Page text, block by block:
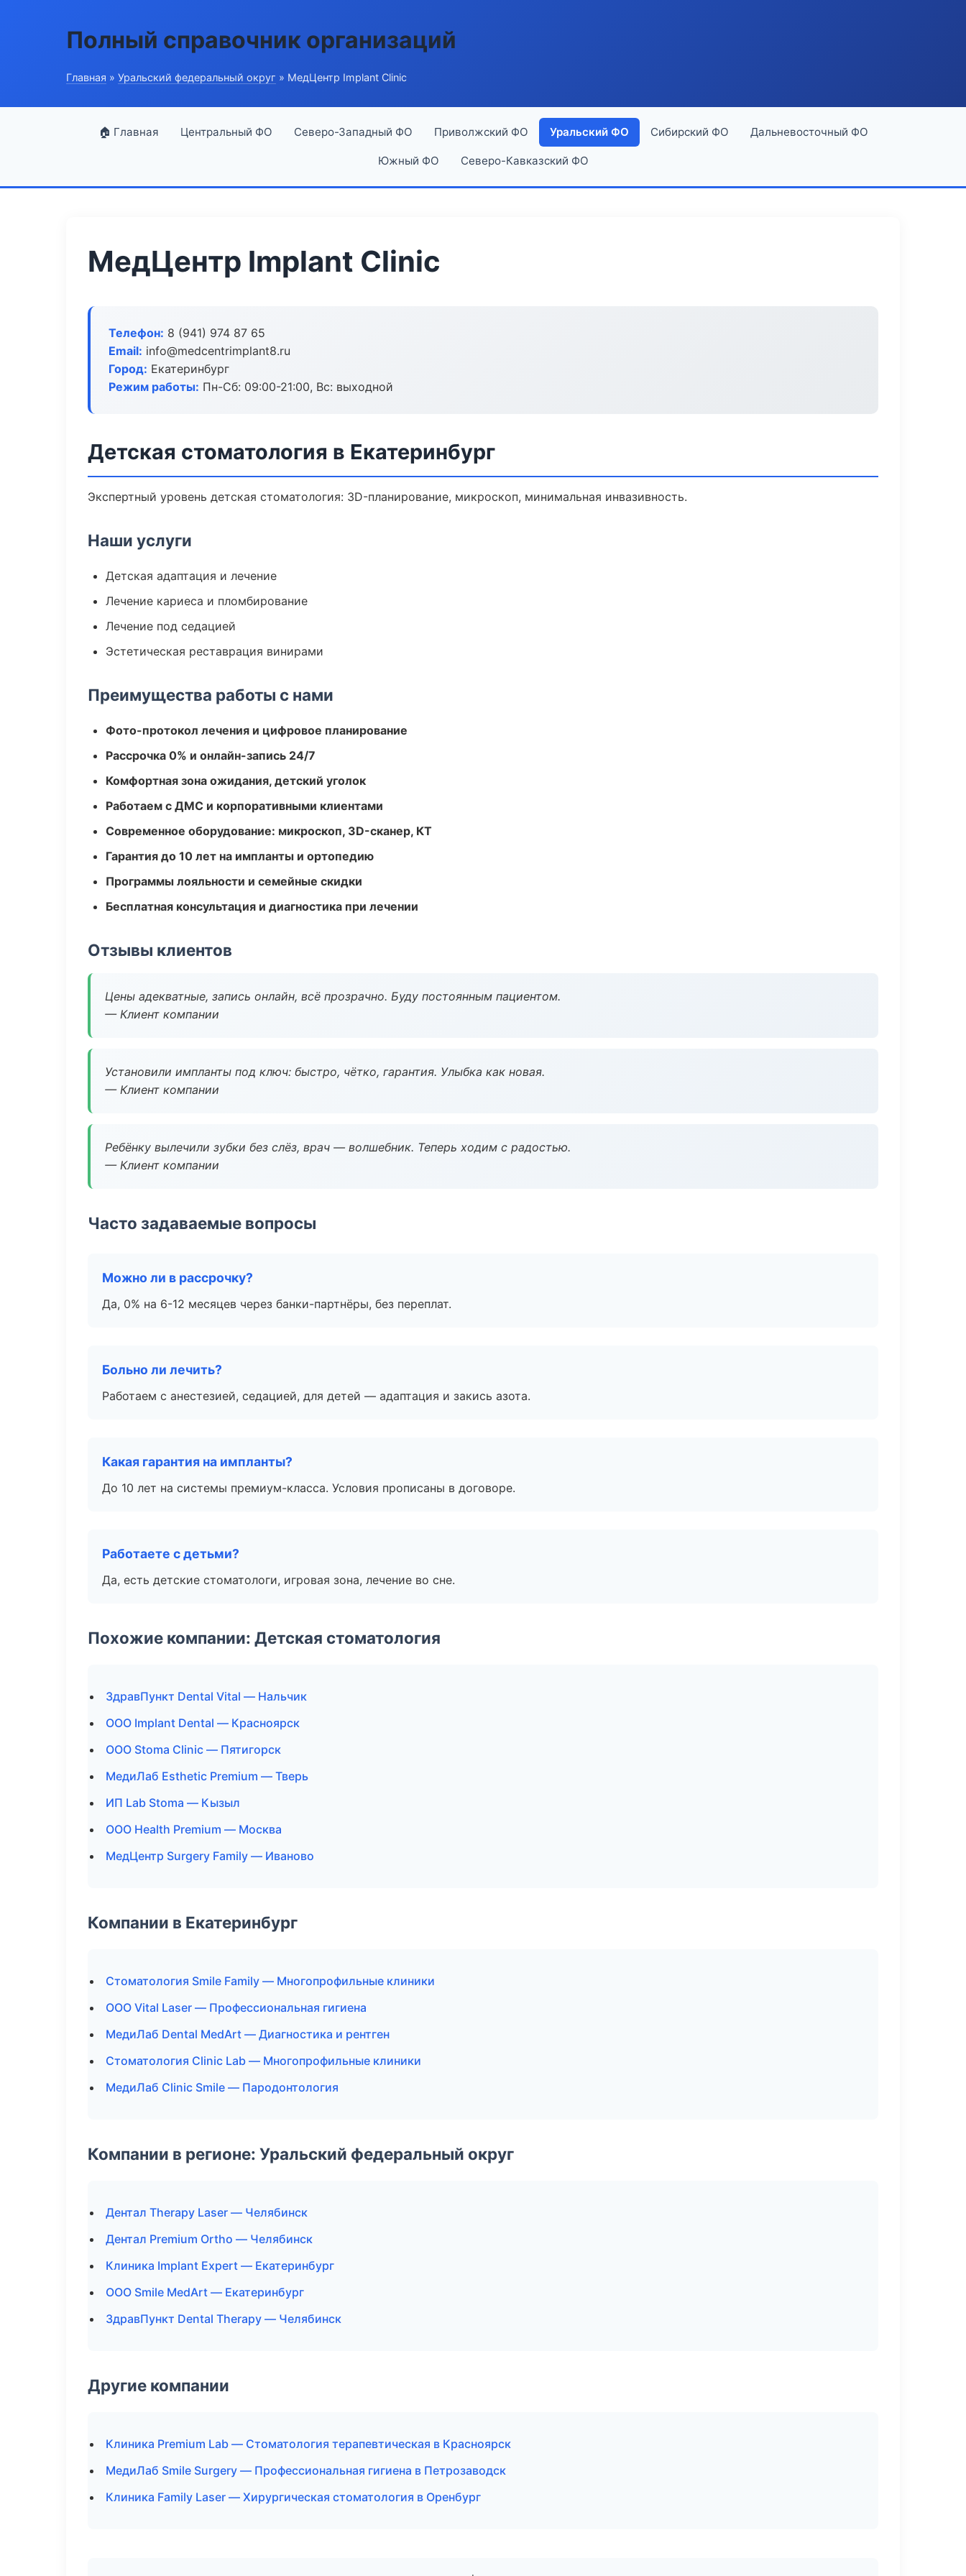
Полный справочник организаций
Главная » Уральский федеральный округ » МедЦентр Implant Clinic
🏠 Главная Центральный ФО Северо-Западный ФО Приволжский ФО Уральский ФО Сибирский ФО Дальневосточный ФО
Южный ФО Северо-Кавказский ФО
МедЦентр Implant Clinic
Телефон: 8 (941) 974 87 65
Email: info@medcentrimplant8.ru
Город: Екатеринбург
Режим работы: Пн-Сб: 09:00-21:00, Вс: выходной
Детская стоматология в Екатеринбург
Экспертный уровень детская стоматология: 3D-планирование, микроскоп, минимальная инвазивность.
Наши услуги
Детская адаптация и лечение
Лечение кариеса и пломбирование
Лечение под седацией
Эстетическая реставрация винирами
Преимущества работы с нами
Фото-протокол лечения и цифровое планирование
Рассрочка 0% и онлайн-запись 24/7
Комфортная зона ожидания, детский уголок
Работаем с ДМС и корпоративными клиентами
Современное оборудование: микроскоп, 3D-сканер, КТ
Гарантия до 10 лет на импланты и ортопедию
Программы лояльности и семейные скидки
Бесплатная консультация и диагностика при лечении
Отзывы клиентов
Цены адекватные, запись онлайн, всё прозрачно. Буду постоянным пациентом.
— Клиент компании
Установили импланты под ключ: быстро, чётко, гарантия. Улыбка как новая.
— Клиент компании
Ребёнку вылечили зубки без слёз, врач — волшебник. Теперь ходим с радостью.
— Клиент компании
Часто задаваемые вопросы
Можно ли в рассрочку?
Да, 0% на 6-12 месяцев через банки-партнёры, без переплат.
Больно ли лечить?
Работаем с анестезией, седацией, для детей — адаптация и закись азота.
Какая гарантия на импланты?
До 10 лет на системы премиум-класса. Условия прописаны в договоре.
Работаете с детьми?
Да, есть детские стоматологи, игровая зона, лечение во сне.
Похожие компании: Детская стоматология
ЗдравПункт Dental Vital — Нальчик
ООО Implant Dental — Красноярск
ООО Stoma Clinic — Пятигорск
МедиЛаб Esthetic Premium — Тверь
ИП Lab Stoma — Кызыл
ООО Health Premium — Москва
МедЦентр Surgery Family — Иваново
Компании в Екатеринбург
Стоматология Smile Family — Многопрофильные клиники
ООО Vital Laser — Профессиональная гигиена
МедиЛаб Dental MedArt — Диагностика и рентген
Стоматология Clinic Lab — Многопрофильные клиники
МедиЛаб Clinic Smile — Пародонтология
Компании в регионе: Уральский федеральный округ
Дентал Therapy Laser — Челябинск
Дентал Premium Ortho — Челябинск
Клиника Implant Expert — Екатеринбург
ООО Smile MedArt — Екатеринбург
ЗдравПункт Dental Therapy — Челябинск
Другие компании
Клиника Premium Lab — Стоматология терапевтическая в Красноярск
МедиЛаб Smile Surgery — Профессиональная гигиена в Петрозаводск
Клиника Family Laser — Хирургическая стоматология в Оренбург